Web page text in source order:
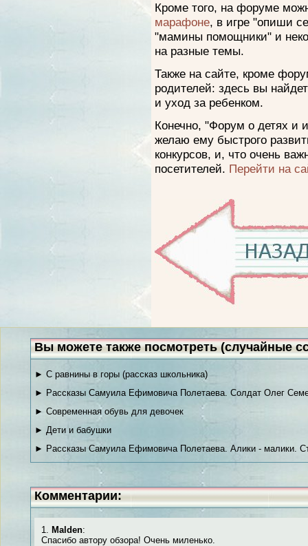
Кроме того, на форуме
марафоне, в игре "опиши
"мамины помощники" и
на разные темы.
Также на сайте, кроме
родителей: здесь вы
и уход за ребенком.
Конечно, "Форум о детях и
желаю ему быстрого
конкурсов, и, что очень
посетителей. Перейти на
Вы можете также посмотреть (случайные
► С равнины в горы (рассказ школьника)
► Рассказы Самуила Ефимовича Полетаева. Солдат Олег
► Современная обувь для девочек
► Дети и бабушки
► Рассказы Самуила Ефимовича Полетаева. Алики - малики.
Комментарии:
1. Malden:
Спасибо автору обзора! Очень миленько.